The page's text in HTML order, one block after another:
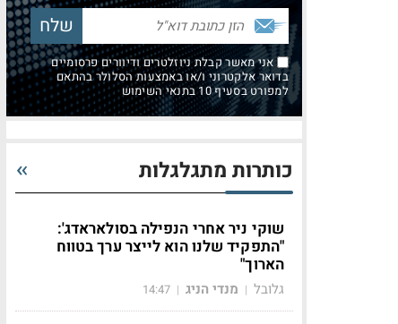
אני מאשר קבלת ניוזלטרים ודיוורים פרסומיים
בדואר אלקטרוני ו/או באמצעות הסלולר בהתאם
למפורט בסעיף 10 בתנאי השימוש
כותרות מתגלגלות
שוקי ניר אחרי הנפילה בסולאראדג':
"התפקיד שלנו הוא לייצר ערך בטווח
הארוך"
גלובל | מנדי הניג |
14:47